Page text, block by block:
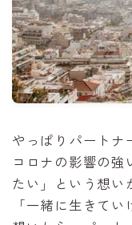
やっぱりパートナ
コロナの影響の強
たい」という想い
「一緒に生きて